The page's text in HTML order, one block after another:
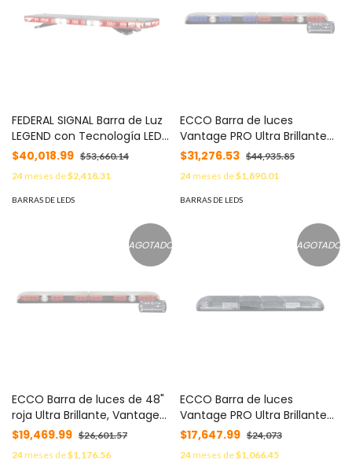
FEDERAL SIGNAL Barra de Luz
LEGEND con Tecnología LED
Solaris / Roc 114 LEDs última
generación con Montaje de
Gancho MOD: LGD45Z0656
$40,018.99 $53,660.14
24meses de$2,418.31
BARRAS DE LEDS
ECCO Barra de luces
Vantage PRO Ultra Brillante
con 64 poderosos LEDs
última generación, color
Rojo/Azul MOD: VTG-48RB
$31,276.53 $44,935.85
24meses de$1,890.01
BARRAS DE LEDS
AGOTADO
ECCO Barra de luces de 48"
roja Ultra Brillante, Vantage
PRO, con 64 poderosos LEDs
última generación. MOD:
VTG48-R
$19,469.99 $26,601.57
24meses de$1,176.56
AGOTADO
ECCO Barra de luces
Vantage PRO Ultra Brillante
con 58 poderosos LED última
generación (3 W/LED) MOD:
VTG36A
$17,647.99 $24,073
24meses de$1,066.45